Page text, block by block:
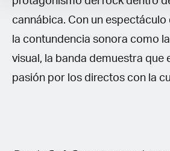
cannábica. Con un
la contundencia sonora como
visual, la banda demuestra que
pasión por los directos con la